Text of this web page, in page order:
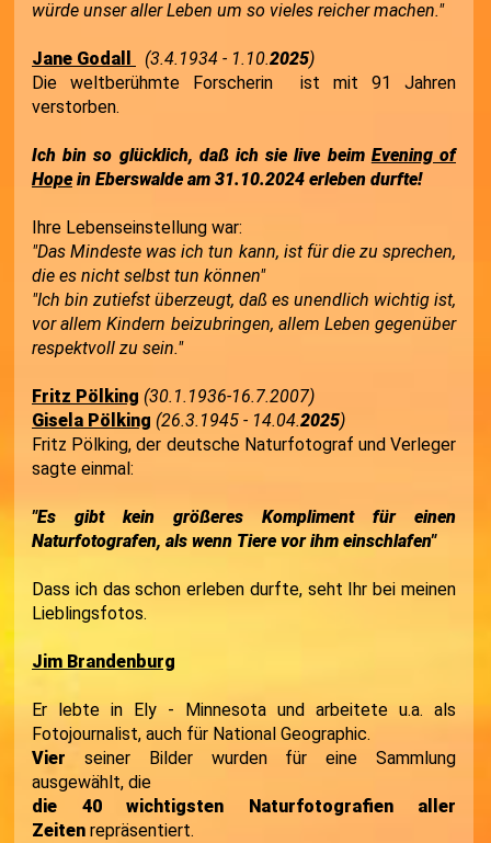
würde unser aller Leben um so vieles reicher machen."
Jane Godall (3.4.1934 - 1.10.2025)
Die weltberühmte Forscherin ist mit 91 Jahren
verstorben.
Ich bin so glücklich, daß ich sie live beim Evening of
Hope in Eberswalde am 31.10.2024 erleben durfte!
Ihre Lebenseinstellung war:
"Das Mindeste was ich tun kann, ist für die zu sprechen,
die es nicht selbst tun können"
"Ich bin zutiefst überzeugt, daß es unendlich wichtig ist,
vor allem Kindern beizubringen, allem Leben gegenüber
respektvoll zu sein."
Fritz Pölking (30.1.1936-16.7.2007)
Gisela Pölking (26.3.1945 - 14.04.2025)
Fritz Pölking, der deutsche Naturfotograf und Verleger
sagte einmal:
"Es gibt kein größeres Kompliment für einen
Naturfotografen, als wenn Tiere vor ihm einschlafen"
Dass ich das schon erleben durfte, seht Ihr bei meinen
Lieblingsfotos.
Jim Brandenburg
Er lebte in Ely - Minnesota und arbeitete u.a. als
Fotojournalist, auch für National Geographic.
Vier seiner Bilder wurden für eine Sammlung
ausgewählt, die
die 40 wichtigsten Naturfotografien aller
Zeiten repräsentiert.